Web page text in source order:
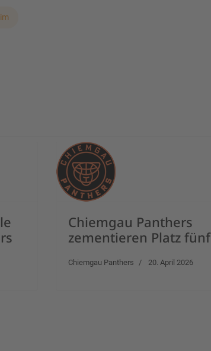
Chiemgau Panthers
zementieren Platz fünf
Chiemgau Panthers 20. April 2026